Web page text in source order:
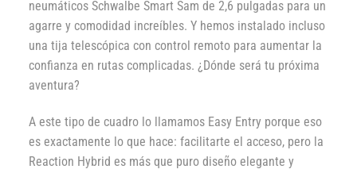
neumáticos Schwalbe Smart Sam de 2,6 pulgadas para un
agarre y comodidad increíbles. Y hemos instalado incluso
una tija telescópica con control remoto para aumentar la
confianza en rutas complicadas. ¿Dónde será tu próxima
aventura?
A este tipo de cuadro lo llamamos Easy Entry porque eso
es exactamente lo que hace: facilitarte el acceso, pero la
Reaction Hybrid es más que puro diseño elegante y